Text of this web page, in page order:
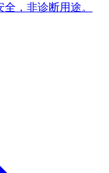
，非诊断用途。